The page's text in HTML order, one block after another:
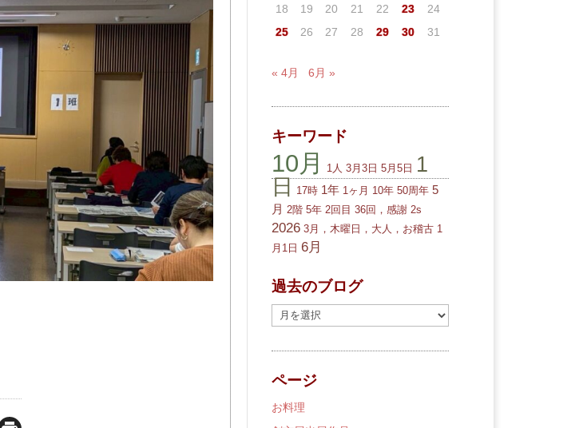
18
19 20 21 22 23
24
25
26 27 28 29 30 31
« 4月 6月 »
キーワード
10月 1人 3月3日 5月5日 1
日 17時 1年 1ヶ月 10年 50周年 5
月 2階 5年 2回目 36回，感謝 2s
2026 3月，木曜日，大人，お稽古 1
月1日 6月
過去のブログ
去
の
ロ
グ
ページ
お料理